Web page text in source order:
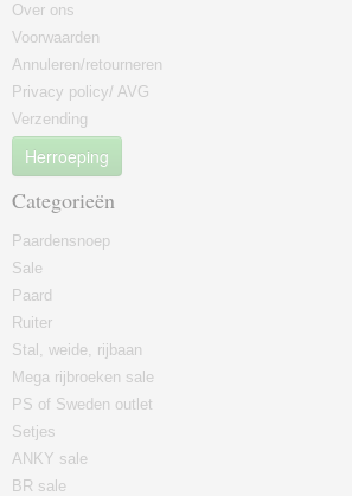
Over ons
Voorwaarden
Annuleren/retourneren
Privacy policy/ AVG
Verzending
Herroeping
Categorieën
Paardensnoep
Sale
Paard
Ruiter
Stal, weide, rijbaan
Mega rijbroeken sale
PS of Sweden outlet
Setjes
ANKY sale
BR sale